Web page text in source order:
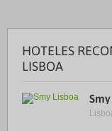
HOTELES
LISBOA